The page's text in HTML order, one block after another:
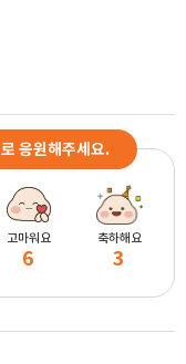
응원해주세요.
고마워요
6
축하해요
3